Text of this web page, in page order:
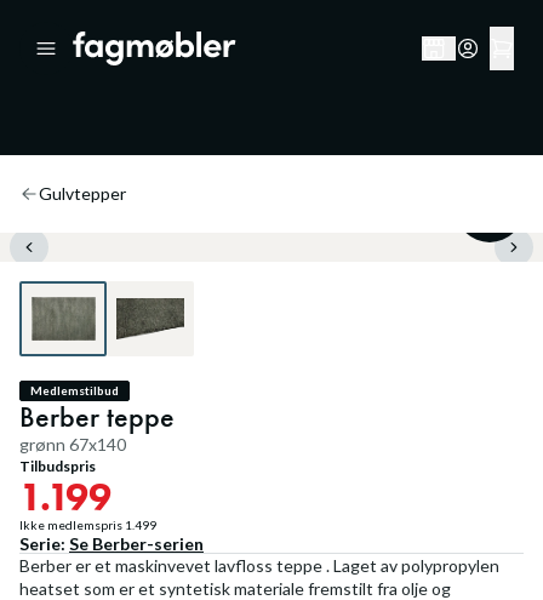
Gulvtepper
Medlemstilbud
Berber teppe
grønn 67x140
Tilbudspris
1.199
Ikke medlemspris 1.499
Serie: Se Berber-serien
Berber er et maskinvevet lavfloss teppe . Laget av polypropylen
heatset som er et syntetisk materiale fremstilt fra olje og